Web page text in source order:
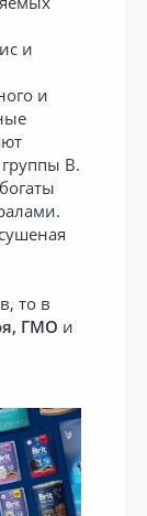
и
и
В.
то в
ГМО и